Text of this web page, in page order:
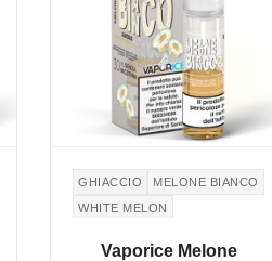
GHIACCIO
MELONE BIANCO
WHITE MELON
Vaporice Melone